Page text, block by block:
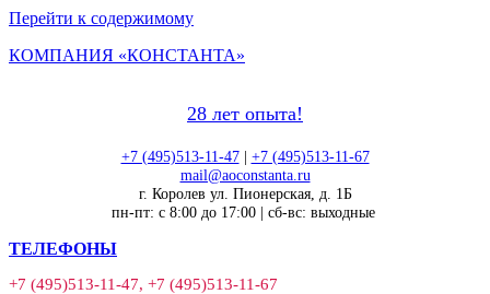
Перейти к содержимому
КОМПАНИЯ «КОНСТАНТА»
28 лет опыта!
+7 (495)513-11-47| +7 (495)513-11-67
mail@aoconstanta.ru
г. Королев ул. Пионерская, д. 1Б
пн-пт: с 8:00 до 17:00 | сб-вс: выходные
ТЕЛЕФОНЫ
+7 (495)513-11-47, +7 (495)513-11-67